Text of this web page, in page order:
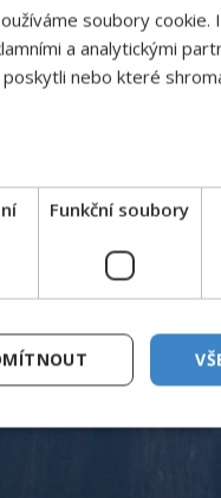
soubory cookie.
a analytickými
nebo které
Funkční soubory